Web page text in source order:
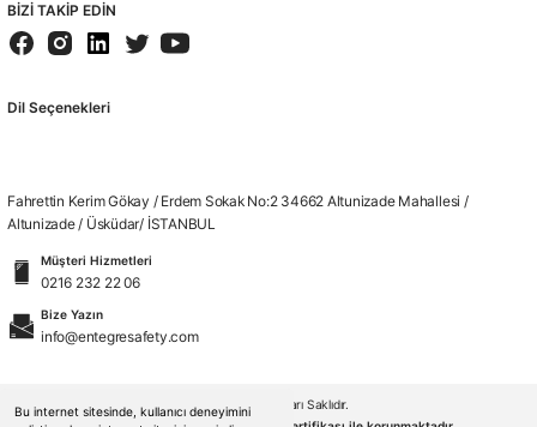
Bu internet sitesinde, kullanıcı deneyimini
BİZİ TAKİP EDİN
Dil Seçenekleri
Fahrettin Kerim Gökay / Erdem Sokak No:2 34662 Altunizade Mahallesi /
Altunizade / Üsküdar/ İSTANBUL
Müşteri Hizmetleri
0216 232 22 06
Bize Yazın
info@entegresafety.com
© 2026. Tüm Hakları Saklıdır.